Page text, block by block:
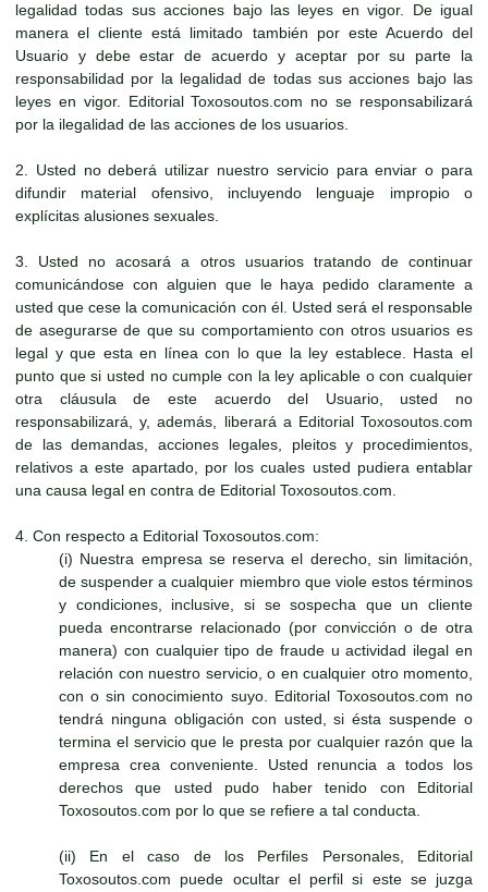
legalidad todas sus acciones bajo las leyes en vigor. De igual
manera el cliente está limitado también por este Acuerdo del
Usuario y debe estar de acuerdo y aceptar por su parte la
responsabilidad por la legalidad de todas sus acciones bajo las
leyes en vigor. Editorial Toxosoutos.com no se responsabilizará
por la ilegalidad de las acciones de los usuarios.
2. Usted no deberá utilizar nuestro servicio para enviar o para
difundir material ofensivo, incluyendo lenguaje impropio o
explícitas alusiones sexuales.
3. Usted no acosará a otros usuarios tratando de continuar
comunicándose con alguien que le haya pedido claramente a
usted que cese la comunicación con él. Usted será el responsable
de asegurarse de que su comportamiento con otros usuarios es
legal y que esta en línea con lo que la ley establece. Hasta el
punto que si usted no cumple con la ley aplicable o con cualquier
otra cláusula de este acuerdo del Usuario, usted no
responsabilizará, y, además, liberará a Editorial Toxosoutos.com
de las demandas, acciones legales, pleitos y procedimientos,
relativos a este apartado, por los cuales usted pudiera entablar
una causa legal en contra de Editorial Toxosoutos.com.
4. Con respecto a Editorial Toxosoutos.com:
(i) Nuestra empresa se reserva el derecho, sin limitación,
de suspender a cualquier miembro que viole estos términos
y condiciones, inclusive, si se sospecha que un cliente
pueda encontrarse relacionado (por convicción o de otra
manera) con cualquier tipo de fraude u actividad ilegal en
relación con nuestro servicio, o en cualquier otro momento,
con o sin conocimiento suyo. Editorial Toxosoutos.com no
tendrá ninguna obligación con usted, si ésta suspende o
termina el servicio que le presta por cualquier razón que la
empresa crea conveniente. Usted renuncia a todos los
derechos que usted pudo haber tenido con Editorial
Toxosoutos.com por lo que se refiere a tal conducta.
(ii) En el caso de los Perfiles Personales, Editorial
Toxosoutos.com puede ocultar el perfil si este se juzga